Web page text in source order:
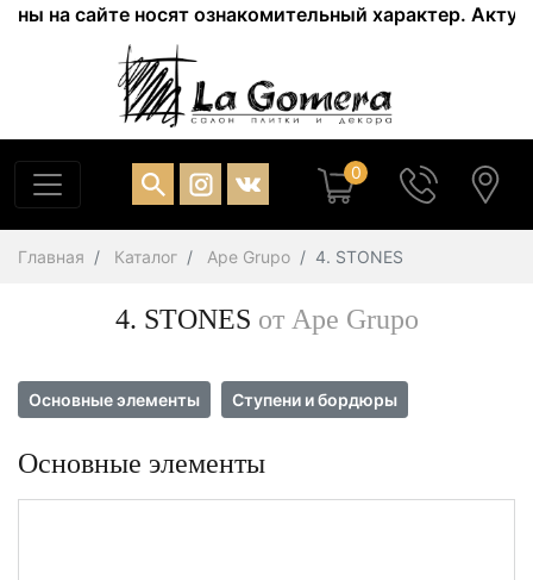
носят ознакомительный характер.
0
Главная Каталог Ape Grupo 4. STONES
4. STONES от Ape Grupo
Основные элементы Ступени и бордюры
Основные элементы